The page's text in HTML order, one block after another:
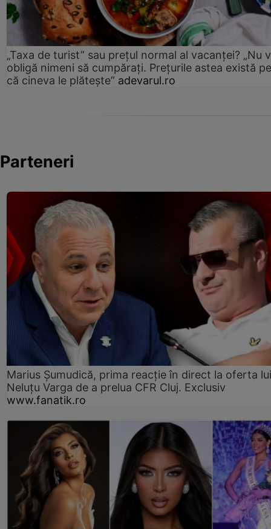
„Taxa de turist” sau prețul normal al vacanței? „Nu
obligă nimeni să cumpărați. Prețurile astea există
că cineva le plătește” adevarul.ro
Parteneri
Marius Șumudică, prima reacție în direct la oferta lui
Neluțu Varga de a prelua CFR Cluj. Exclusiv
www.fanatik.ro